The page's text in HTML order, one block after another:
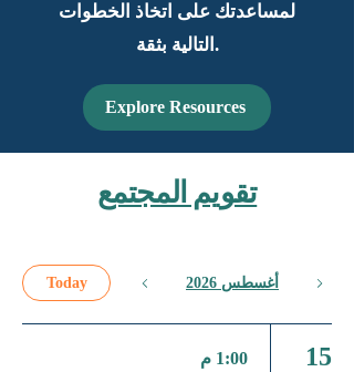
لمساعدتك على اتخاذ الخطوات
التالية بثقة.
Explore Resources
تقويم المجتمع
أغسطس 2026 Today
15 1:00 م